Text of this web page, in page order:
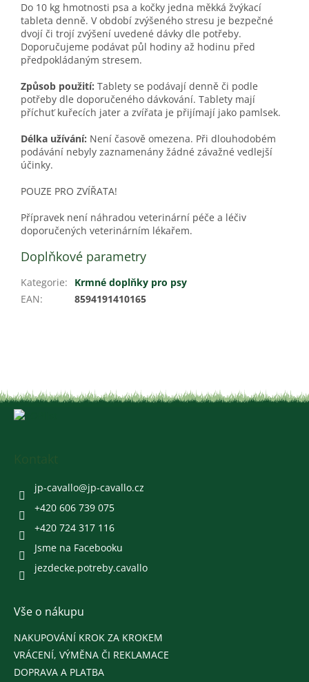
Do 10 kg hmotnosti psa a kočky jedna měkká žvýkací
tableta denně. V období zvýšeného stresu je bezpečné
dvojí či trojí zvýšení uvedené dávky dle potřeby.
Doporučujeme podávat půl hodiny až hodinu před
předpokládaným stresem.
Způsob použití: Tablety se podávají denně či podle
potřeby dle doporučeného dávkování. Tablety mají
příchuť kuřecích jater a zvířata je přijímají jako pamlsek.
Délka užívání: Není časově omezena. Při dlouhodobém
podávání nebyly zaznamenány žádné závažné vedlejší
účinky.
POUZE PRO ZVÍŘATA!
Přípravek není náhradou veterinární péče a léčiv
doporučených veterinárním lékařem.
Doplňkové parametry
Kategorie:
Krmné doplňky pro psy
EAN: 8594191410165
jp-cavallo@jp-cavallo.cz
+420 606 739 075
+420 724 317 116
Jsme na Facebooku
jezdecke.potreby.cavallo
Vše o nákupu
NAKUPOVÁNÍ KROK ZA KROKEM
VRÁCENÍ, VÝMĚNA ČI REKLAMACE
DOPRAVA A PLATBA